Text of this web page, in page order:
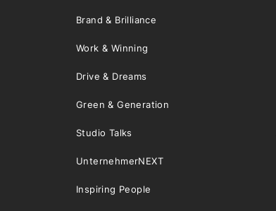
Brand & Brilliance
Work & Winning
Drive & Dreams
Green & Generation
Studio Talks
UnternehmerNEXT
Inspiring People